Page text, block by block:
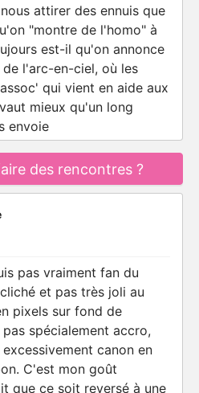
attirer des ennuis que
"montre de l'homo" à
est-il qu'on annonce
de l'arc-en-ciel, où les
qui vient en aide aux
mieux qu'un long
envoie
des rencontres ?
pas vraiment fan du
et pas très joli au
pixels sur fond de
spécialement accro,
canon en
C'est mon goût
que ce soit reversé à une